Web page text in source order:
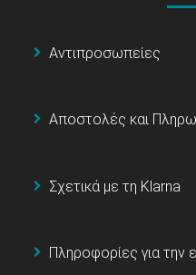
Αντιπροσωπείες
Αποστολές και
Σχετικά με τη Klarna
Πληροφορίες για την